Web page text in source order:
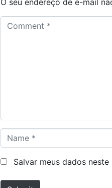
a
m
*
Salvar meus dados